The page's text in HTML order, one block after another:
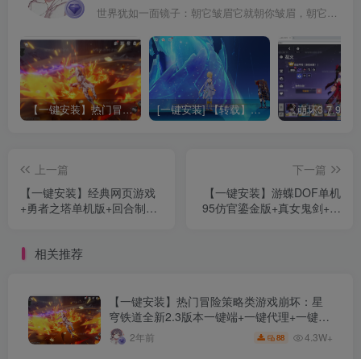
世界犹如一面镜子：朝它皱眉它就朝你皱眉，朝它微笑它也吵你微笑
【一键安装】热门冒险策略类游戏崩坏：星穹铁道全新2.3版本一键端+一键代理+一键启动+免虚拟机 [一键安装] 【转载】原神3.4真端服务端+源码+配套客户端+详尽说明+GM工具+源码说明文件
上一篇
【一键安装】经典网页游戏
+勇者之塔单机版+回合制
下一篇
【一键安装】游蝶DOF单机
95仿官鎏金版+真女鬼剑+影
相关推荐
【一键安装】热门冒险策略类游戏崩坏：星
穹铁道全新2.3版本一键端+一键代理+一键启
动+免虚拟机
2年前 88 4.3W+